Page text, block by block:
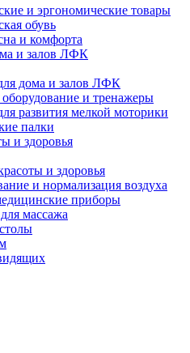
и эргономические товары
обувь
и комфорта
и залов ЛФК
дома и залов ЛФК
и тренажеры
развития мелкой моторики
палки
и здоровья
и здоровья
и нормализация воздуха
приборы
массажа